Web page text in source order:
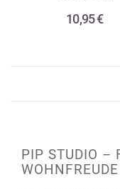
10,95 €
PIP STUDIO –